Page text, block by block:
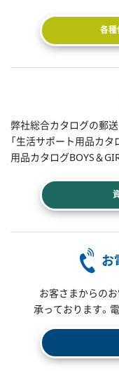
各種
弊社総合カタログの郵
「生活サポート用品カタ
用品カタログBOYS＆
お
お客さまからの
承っております。